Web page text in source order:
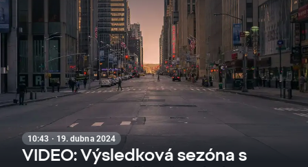
10:43 · 19. dubna 2024
VIDEO: Výsledková sezóna s